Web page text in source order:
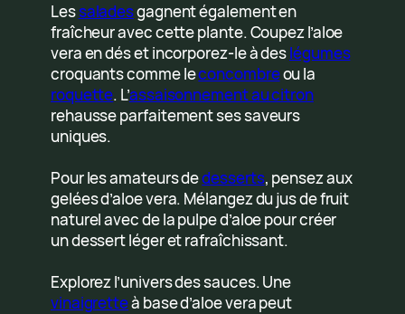
Lessaladesgagnent également en
fraîcheur avec cette plante. Coupez l’aloe
vera en dés et incorporez-le à deslégumes
croquants comme leconcombreou la
roquette. L’assaisonnement au citron
rehausse parfaitement ses saveurs
uniques.
Pour les amateurs dedesserts, pensez aux
gelées d’aloe vera. Mélangez du jus de fruit
naturel avec de la pulpe d’aloe pour créer
un dessert léger et rafraîchissant.
Explorez l’univers des sauces. Une
vinaigretteà base d’aloe vera peut